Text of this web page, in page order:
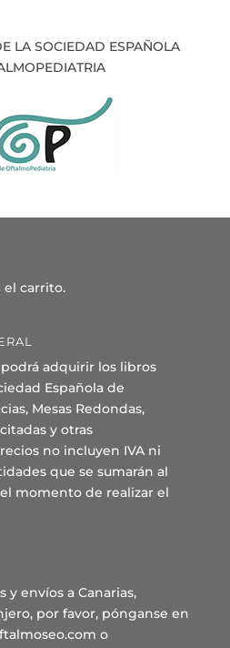
LA SOCIEDAD ESPAÑOLA
el carrito.
adquirir los libros
Española de
Mesas Redondas,
y otras
no incluyen IVA ni
que se sumarán al
momento de realizar el
y envíos a Canarias,
por favor, pónganse en
o